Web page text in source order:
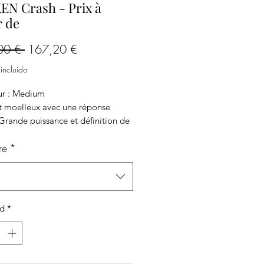
Crash - Prix à
de
€ Precio
167,20 €Precio
: Medium
moelleux avec une réponse
puissance et définition de
possibles :
14"/15"/16"/17"/18"/19"/20"
demande)
*
*